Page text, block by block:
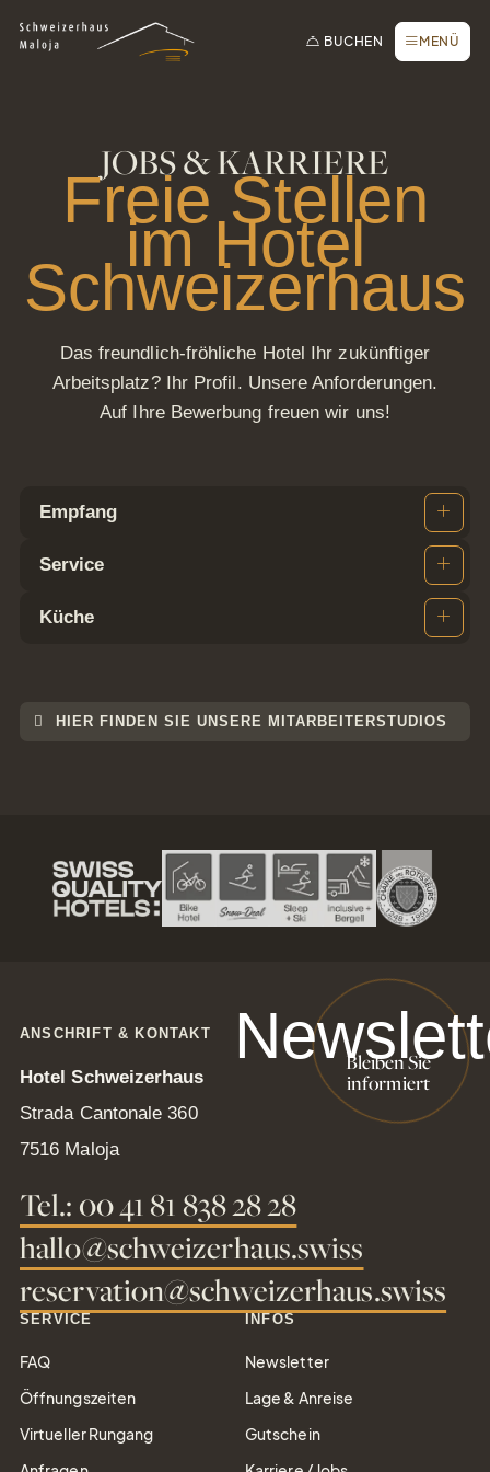
SCHLIESSEN
Tel.: +41 81 838 28 28
Online buchen
Tisch reservieren
Webcam
einfach Freude
verschenken
BUCHEN MENÜ
JOBS & KARRIERE
Freie Stellen
im Hotel
Schweizerhaus
Das freundlich-fröhliche Hotel Ihr zukünftiger
Arbeitsplatz? Ihr Profil. Unsere Anforderungen.
Auf Ihre Bewerbung freuen wir uns!
Empfang
Service
Küche
HIER FINDEN SIE UNSERE MITARBEITERSTUDIOS
Bleiben Sie
informiert
ANSCHRIFT & KONTAKT
Hotel Schweizerhaus
Strada Cantonale 360
7516 Maloja
Tel.: 00 41 81 838 28 28
hallo@schweizerhaus.swiss
reservation@schweizerhaus.swiss
SERVICE
FAQ
Öffnungszeiten
Virtueller Rungang
INFOS
Newsletter
Lage & Anreise
Gutschein